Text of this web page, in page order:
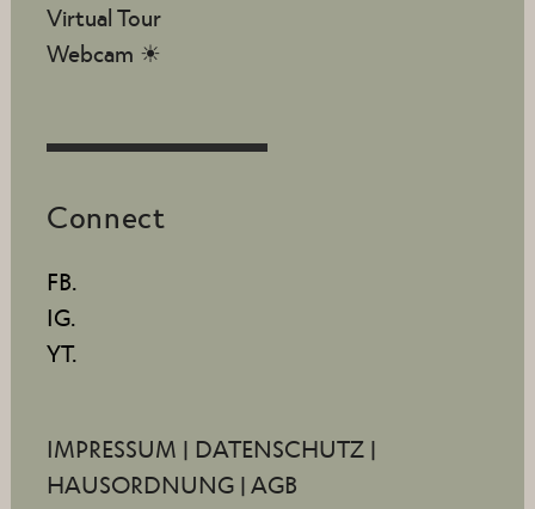
Virtual Tour
Webcam ☀
Connect
FB.
IG.
YT.
IMPRESSUM | DATENSCHUTZ |
HAUSORDNUNG | AGB